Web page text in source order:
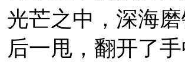
咖喱与饮品
喱，咖喱与
光芒之中，深海
后一甩，翻开了